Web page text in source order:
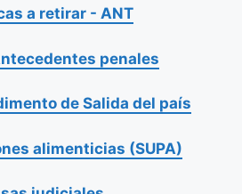
a retirar - ANT
penales
de Salida del país
alimenticias (SUPA)